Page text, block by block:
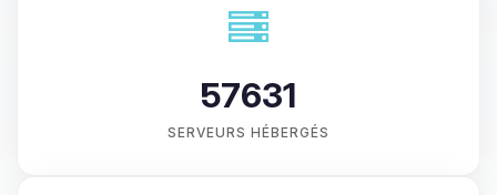
57631
SERVEURS HÉBERGÉS